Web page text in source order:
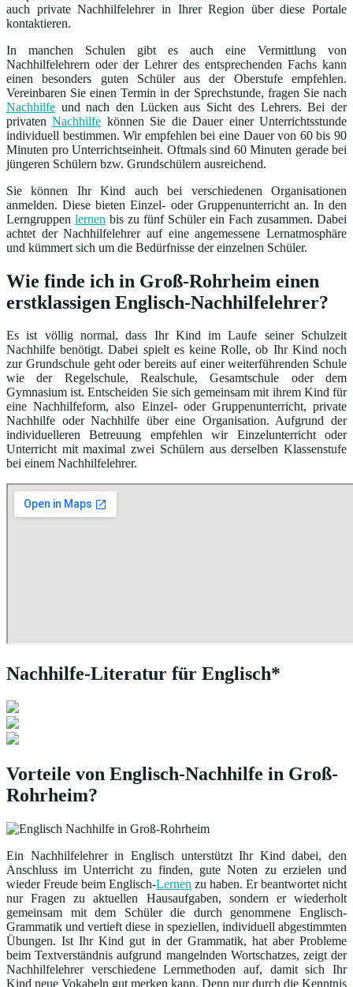
auch private Nachhilfelehrer in Ihrer Region über diese Portale
kontaktieren.
In manchen Schulen gibt es auch eine Vermittlung von
Nachhilfelehrern oder der Lehrer des entsprechenden Fachs kann
einen besonders guten Schüler aus der Oberstufe empfehlen.
Vereinbaren Sie einen Termin in der Sprechstunde, fragen Sie nach
Nachhilfe und nach den Lücken aus Sicht des Lehrers. Bei der
privatenNachhilfe können Sie die Dauer einer Unterrichtsstunde
individuell bestimmen. Wir empfehlen bei eine Dauer von 60 bis 90
Minuten pro Unterrichtseinheit. Oftmals sind 60 Minuten gerade bei
jüngeren Schülern bzw. Grundschülern ausreichend.
Sie können Ihr Kind auch bei verschiedenen Organisationen
anmelden. Diese bieten Einzel- oder Gruppenunterricht an. In den
Lerngruppen lernen bis zu fünf Schüler ein Fach zusammen. Dabei
achtet der Nachhilfelehrer auf eine angemessene Lernatmosphäre
und kümmert sich um die Bedürfnisse der einzelnen Schüler.
Wie finde ich in Groß-Rohrheim einen
erstklassigen Englisch-Nachhilfelehrer?
Es ist völlig normal, dass Ihr Kind im Laufe seiner Schulzeit
Nachhilfe benötigt. Dabei spielt es keine Rolle, ob Ihr Kind noch
zur Grundschule geht oder bereits auf einer weiterführenden Schule
wie der Regelschule, Realschule, Gesamtschule oder dem
Gymnasium ist. Entscheiden Sie sich gemeinsam mit ihrem Kind für
eine Nachhilfeform, also Einzel- oder Gruppenunterricht, private
Nachhilfe oder Nachhilfe über eine Organisation. Aufgrund der
individuelleren Betreuung empfehlen wir Einzelunterricht oder
Unterricht mit maximal zwei Schülern aus derselben Klassenstufe
bei einem Nachhilfelehrer.
Nachhilfe-Literatur für Englisch*
Vorteile von Englisch-Nachhilfe in Groß-
Rohrheim?
Ein Nachhilfelehrer in Englisch unterstützt Ihr Kind dabei, den
Anschluss im Unterricht zu finden, gute Noten zu erzielen und
wieder Freude beim Englisch-Lernen zu haben. Er beantwortet nicht
nur Fragen zu aktuellen Hausaufgaben, sondern er wiederholt
gemeinsam mit dem Schüler die durch genommene Englisch-
Grammatik und vertieft diese in speziellen, individuell abgestimmten
Übungen. Ist Ihr Kind gut in der Grammatik, hat aber Probleme
beim Textverständnis aufgrund mangelnden Wortschatzes, zeigt der
Nachhilfelehrer verschiedene Lernmethoden auf, damit sich Ihr
Kind neue Vokabeln gut merken kann. Denn nur durch die Kenntnis